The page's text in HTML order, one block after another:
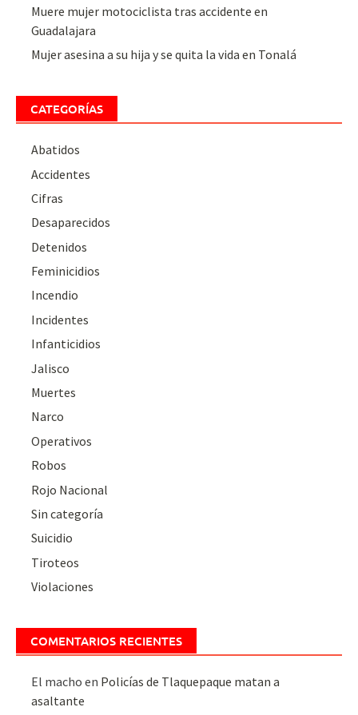
Muere mujer motociclista tras accidente en
Guadalajara
Mujer asesina a su hija y se quita la vida en Tonalá
CATEGORÍAS
Abatidos
Accidentes
Cifras
Desaparecidos
Detenidos
Feminicidios
Incendio
Incidentes
Infanticidios
Jalisco
Muertes
Narco
Operativos
Robos
Rojo Nacional
Sin categoría
Suicidio
Tiroteos
Violaciones
COMENTARIOS RECIENTES
El macho en Policías de Tlaquepaque matan a
asaltante